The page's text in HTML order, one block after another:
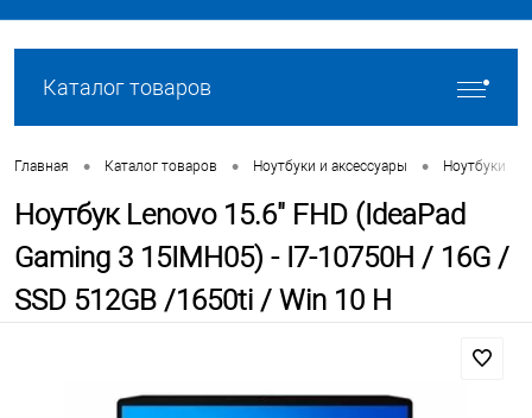
Каталог товаров
Главная • Каталог товаров • Ноутбуки и аксессуары • Ноутбуки
Ноутбук Lenovo 15.6" FHD (IdeaPad
Gaming 3 15IMH05) - I7-10750H / 16G /
SSD 512GB /1650ti / Win 10 H